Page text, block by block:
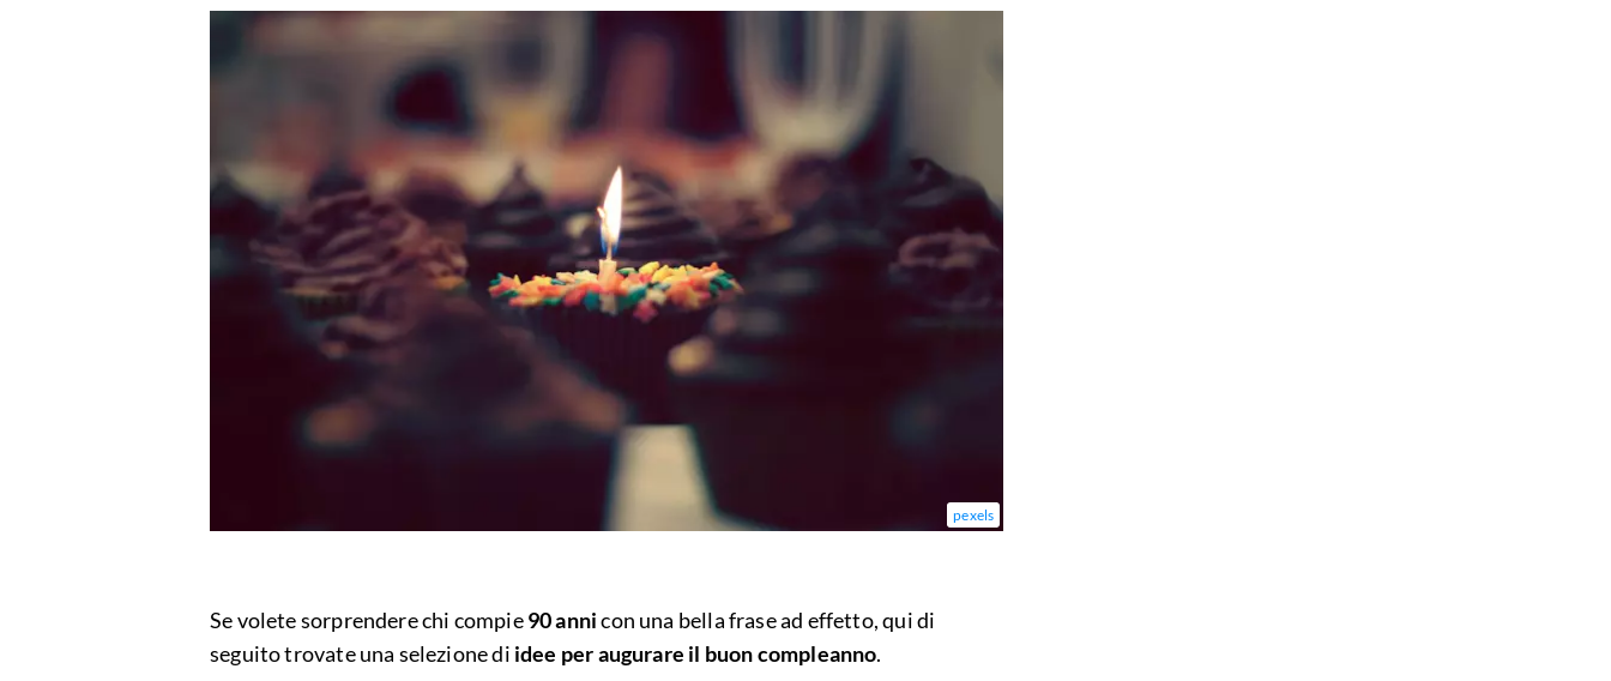
pexels
Se volete sorprendere chi compie90 annicon una bella frase ad effetto, qui di
seguito trovate una selezione di idee per augurare il buon compleanno.